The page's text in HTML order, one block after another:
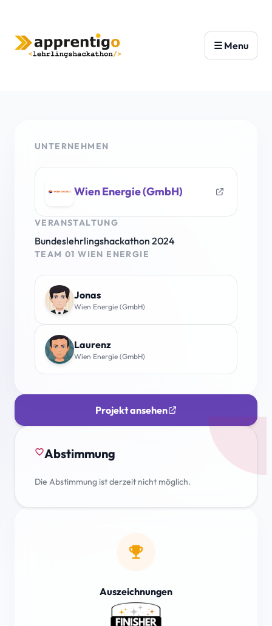
UNTERNEHMEN
Wien Energie (GmbH)
VERANSTALTUNG
Bundeslehrlingshackathon 2024
TEAM 01 WIEN ENERGIE
Jonas
Wien Energie (GmbH)
Laurenz
Wien Energie (GmbH)
Projekt ansehen
favorite_borderAbstimmung
Die Abstimmung ist derzeit nicht möglich.
emoji_events
Auszeichnungen